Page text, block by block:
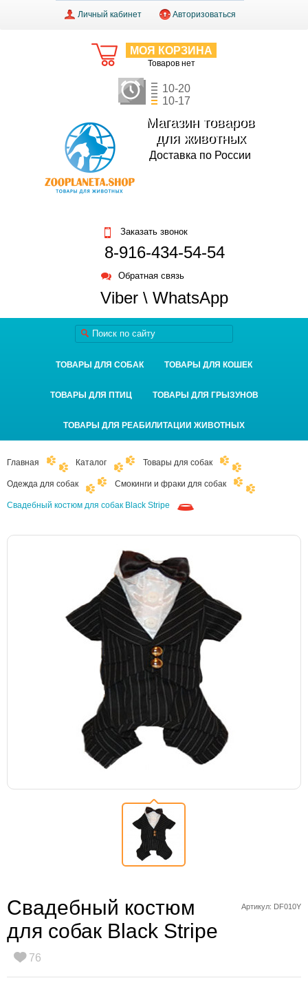
Личный кабинет Авторизоваться
МОЯ КОРЗИНА
Товаров нет
10-20
10-17
Магазин товаров
для животных
Доставка по России
Заказать звонок
8-916-434-54-54
Обратная связь
Viber \ WhatsApp
ТОВАРЫ ДЛЯ СОБАК ТОВАРЫ ДЛЯ КОШЕК
ТОВАРЫ ДЛЯ ПТИЦ ТОВАРЫ ДЛЯ ГРЫЗУНОВ
ТОВАРЫ ДЛЯ РЕАБИЛИТАЦИИ ЖИВОТНЫХ
Главная Каталог Товары для собак
Одежда для собак Смокинги и фраки для собак
Свадебный костюм для собак Black Stripe
Артикул: DF010Y
Свадебный костюм
для собак Black Stripe
76